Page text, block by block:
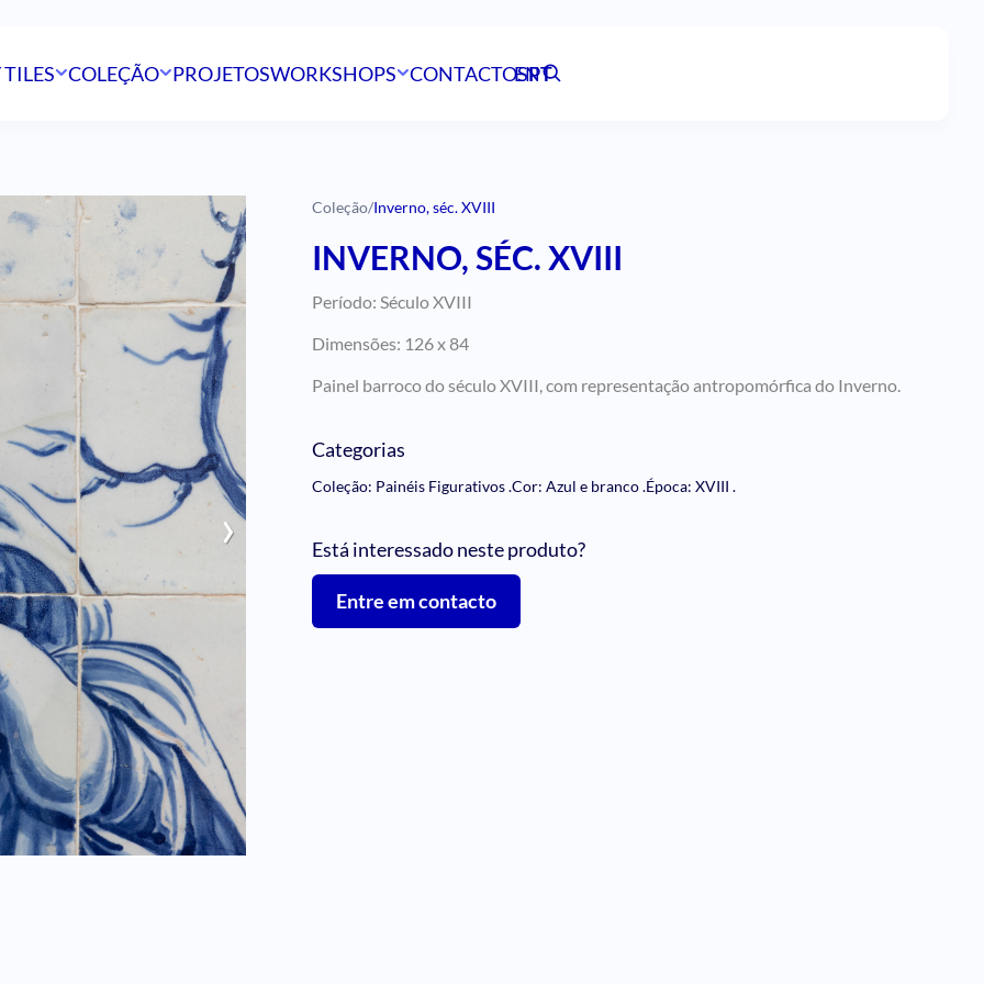
COLEÇÃO PROJETOSWORKSHOPS CONTACTOSPT
EN
›
Coleção/Inverno, séc. XVIII
INVERNO, SÉC. XVIII
Período: Século XVIII
Dimensões: 126 x 84
Painel barroco do século XVIII, com representação antropomórfica do Inverno.
Categorias
Coleção: Painéis Figurativos.Cor: Azul e branco.Época: XVIII.
Está interessado neste produto?
Entre em contacto